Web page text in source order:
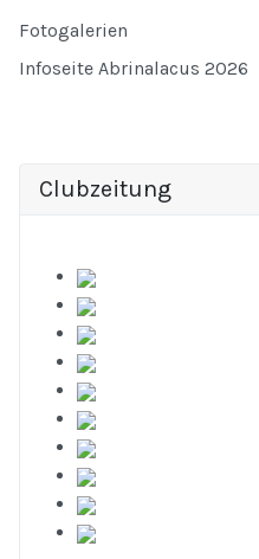
Fotogalerien
Infoseite Abrinalacus 2026
Clubzeitung